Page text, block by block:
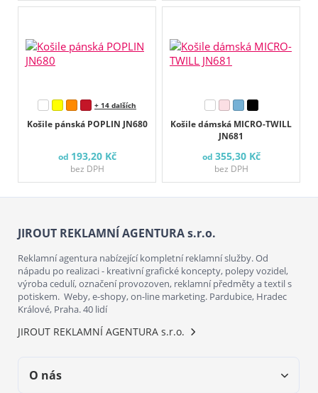
Košile pánská POPLIN JN680
+ 14 dalších
od 193,20 Kč
bez DPH
Košile dámská MICRO-TWILL
JN681
od 355,30 Kč
bez DPH
JIROUT REKLAMNÍ AGENTURA s.r.o.
Reklamní agentura nabízející kompletní reklamní služby. Od
nápadu po realizaci - kreativní grafické koncepty, polepy vozidel,
výroba cedulí, označení provozoven, reklamní předměty a textil s
potiskem. Weby, e-shopy, on-line marketing. Pardubice, Hradec
Králové, Praha. 40 lidí
JIROUT REKLAMNÍ AGENTURA s.r.o.
O nás